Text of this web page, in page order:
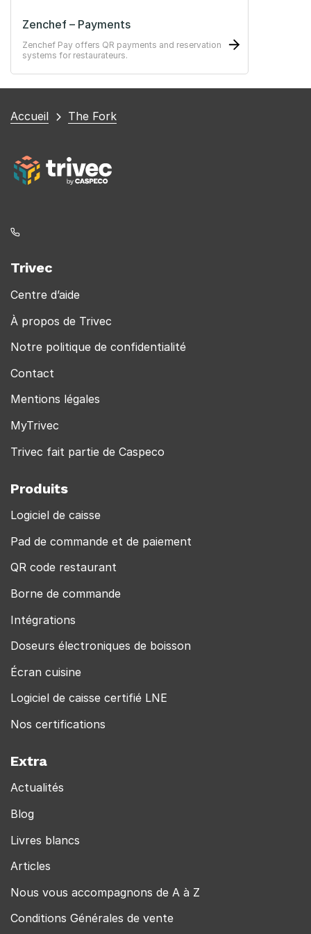
Zenchef – Payments
Zenchef Pay offers QR payments and reservation
systems for restaurateurs.
Vous
Accueil The Fork
Trivec
Centre d’aide
À propos de Trivec
Notre politique de confidentialité
Contact
Mentions légales
MyTrivec
Trivec fait partie de Caspeco
Produits
Logiciel de caisse
Pad de commande et de paiement
QR code restaurant
Borne de commande
Intégrations
Doseurs électroniques de boisson
Écran cuisine
Logiciel de caisse certifié LNE
Nos certifications
Extra
Actualités
Blog
Livres blancs
Articles
Nous vous accompagnons de A à Z
Conditions Générales de vente